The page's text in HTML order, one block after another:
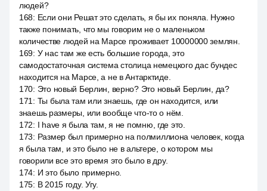
людей?
168: Если они Решат это сделать, я бы их поняла. Нужно
также понимать, что мы говорим не о маленьком
количестве людей на Марсе проживает 10000000 землян.
169: У нас там же есть большие города, это
самодостаточная система столица немецкого дас бундес
находится на Марсе, а не в Антарктиде.
170: Это новый Берлин, верно? Это новый Берлин, да?
171 : Ты была там или знаешь, где он находится, или
знаешь размеры, или вообще что-то о нём.
172: I have я была там, я не помню, где это.
173: Размер был примерно на полмиллиона человек, когда
я была там, и это было не в альтере, о котором мы
говорили все это время это было в дру.
174: И это было примерно.
175: В 2015 году. Угу.